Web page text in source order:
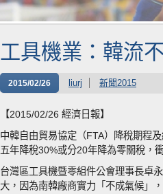
工具機業：韓流
2015/02/26 liurj 新聞2015
【2015/02/26 經濟日報】
中韓自由貿易協定（FTA）降稅期程
五年降稅30%或分20年降為零關稅，
台灣區工具機暨零組件公會理事長卓
大，因為南韓廠商實力「不成氣候」